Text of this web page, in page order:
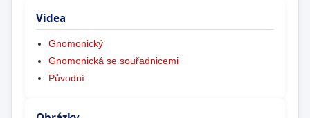
Videa
Gnomonický
Gnomonická se souřadnicemi
Původní